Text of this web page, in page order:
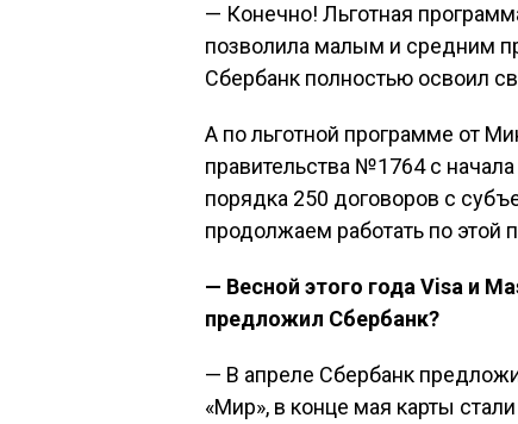
— Конечно! Льготная
позволила малым и средним
Сбербанк полностью освоил
А по льготной программе от
правительства №1764 с
порядка 250 договоров с
продолжаем работать по этой
— Весной этого года Visa и
предложил Сбербанк?
— В апреле Сбербанк
«Мир», в конце мая карты